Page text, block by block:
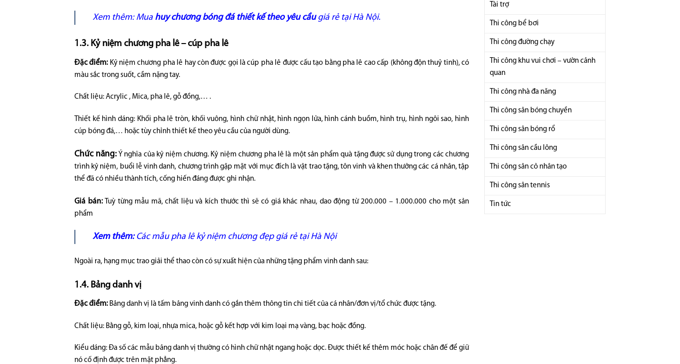
Xem thêm: Muahuy chương bóng đá thiết kế theo yêu cầugiá rẻ tại Hà Nội.
1.3. Kỷ niệm chương pha lê – cúp pha lê
Đặc điểm: Kỷ niệm chương pha lê hay còn được gọi là cúp pha lê được cấu tạo bằng pha lê cao cấp (không độn thuỷ tinh), có
màu sắc trong suốt, cầm nặng tay.
Chất liệu: Acrylic , Mica, pha lê, gỗ đồng,… .
Thiết kế hình dáng: Khối pha lê tròn, khối vuông, hình chữ nhật, hình ngọn lửa, hình cánh buồm, hình trụ, hình ngôi sao, hình
cúp bóng đá,… hoặc tùy chỉnh thiết kế theo yêu cầu của người dùng.
Chức năng: Ý nghĩa của kỷ niệm chương. Kỷ niệm chương pha lê là một sản phẩm quà tặng được sử dụng trong các chương
trình kỷ niệm, buổi lễ vinh danh, chương trình gặp mặt với mục đích là vật trao tặng, tôn vinh và khen thưởng các cá nhân, tập
thể đã có nhiều thành tích, cống hiến đáng được ghi nhận.
Giá bán:Tuỳ từng mẫu mã, chất liệu và kích thước thì sẽ có giá khác nhau, dao động từ 200.000 – 1.000.000 cho một sản
phẩm
Xem thêm:Các mẫu pha lê kỷ niệm chương đẹp giá rẻ tại Hà Nội
Ngoài ra, hạng mục trao giải thể thao còn có sự xuất hiện của những tặng phẩm vinh danh sau:
1.4. Bảng danh vị
Đặc điểm:Bảng danh vị là tấm bảng vinh danh có gắn thêm thông tin chi tiết của cá nhân/đơn vị/tổ chức được tặng.
Chất liệu: Bằng gỗ, kim loại, nhựa mica, hoặc gỗ kết hợp với kim loại mạ vàng, bạc hoặc đồng.
Kiểu dáng: Đa số các mẫu bảng danh vị thường có hình chữ nhật ngang hoặc dọc. Được thiết kế thêm móc hoặc chân đế để giữ
nó cố định được trên mặt phẳng.
Tài trợ
Thi công bể bơi
Thi công đường chạy
Thi công khu vui chơi – vườn cảnh
quan
Thi công nhà đa năng
Thi công sân bóng chuyền
Thi công sân bóng rổ
Thi công sân cầu lông
Thi công sân cỏ nhân tạo
Thi công sân tennis
Tin tức